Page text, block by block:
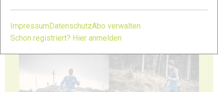
Impressum DatenschutzAbo verwalten
Schon registriert? Hier anmelden